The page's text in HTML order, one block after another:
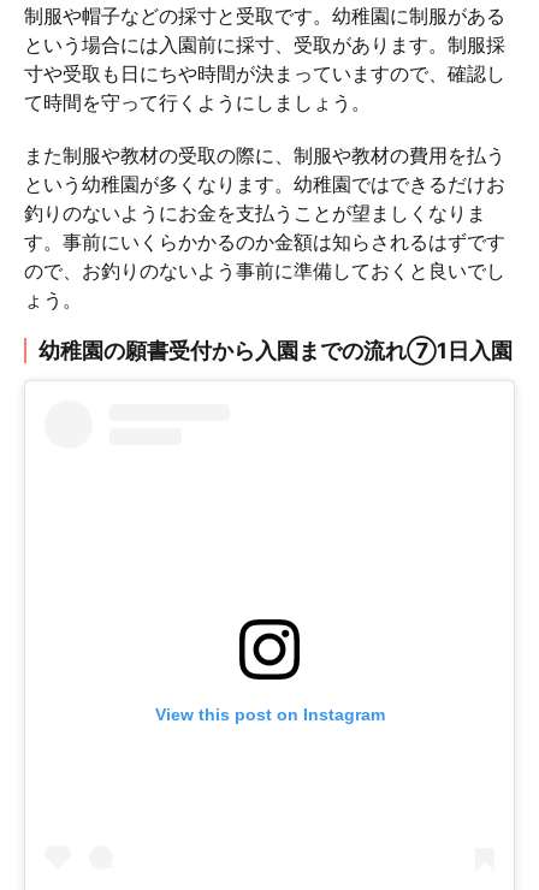
制服や帽子などの採寸と受取です。幼稚園に制服がある
という場合には入園前に採寸、受取があります。制服採
寸や受取も日にちや時間が決まっていますので、確認し
て時間を守って行くようにしましょう。
また制服や教材の受取の際に、制服や教材の費用を払う
という幼稚園が多くなります。幼稚園ではできるだけお
釣りのないようにお金を支払うことが望ましくなりま
す。事前にいくらかかるのか金額は知らされるはずです
ので、お釣りのないよう事前に準備しておくと良いでし
ょう。
幼稚園の願書受付から入園までの流れ⑦1日入園
View this post on Instagram